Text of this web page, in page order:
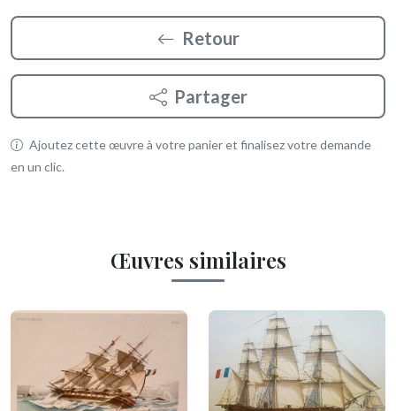
Retour
Partager
Ajoutez cette œuvre à votre panier et finalisez votre demande
en un clic.
Œuvres similaires